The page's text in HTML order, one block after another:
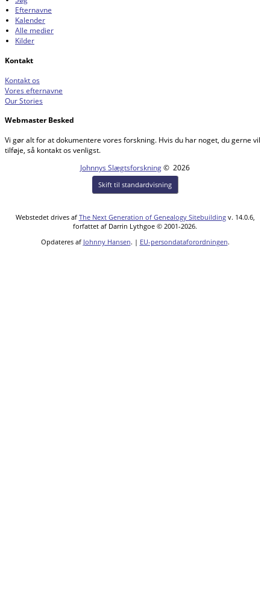
Efternavne
Kalender
Alle medier
Kilder
Kontakt
Kontakt os
Vores efternavne
Our Stories
Webmaster Besked
Vi gør alt for at dokumentere vores forskning. Hvis du har noget, du gerne vil
tilføje, så kontakt os venligst.
Johnnys Slægtsforskning© 2026
Skift til standardvisning
Webstedet drives af The Next Generation of Genealogy Sitebuildingv. 14.0.6,
forfattet af Darrin Lythgoe © 2001-2026.
Opdateres af Johnny Hansen. | EU-persondataforordningen.